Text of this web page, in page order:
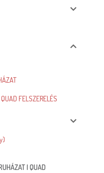
FELSZERELÉS
| QUAD